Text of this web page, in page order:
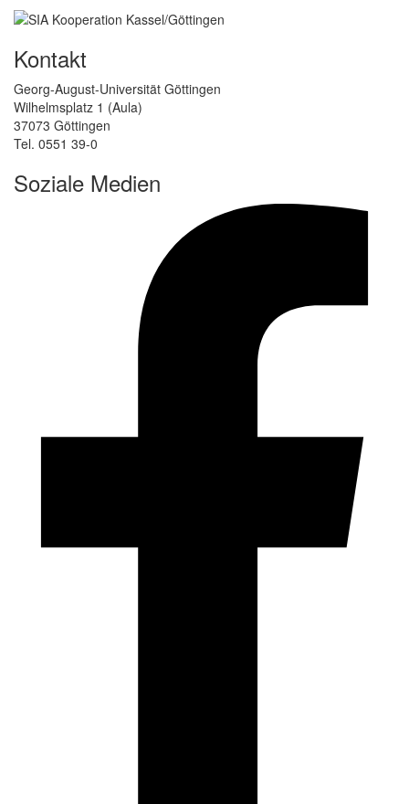
Kontakt
Georg-August-Universität Göttingen
Wilhelmsplatz 1 (Aula)
37073 Göttingen
Tel. 0551 39-0
Soziale Medien